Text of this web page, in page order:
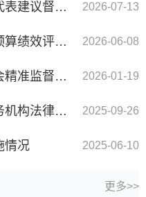
市人大常委会预算工委召开代表建议督办会 2026-07-13
市人大常委会预算工委召开预算绩效评价监督工作专家组会议 2026-06-08
市人大常委会预算工作委员会精准监督守好“钱袋子” 2026-01-19
监察和司法工委开展养老服务机构法律风险情况调研 2025-09-26
情况 2025-06-10
更多>>